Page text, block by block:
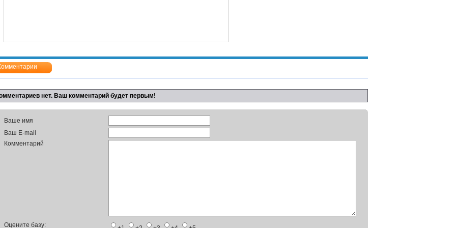
нет. Ваш комментарий будет первым!
Ваше имя
Ваш E-mail
Комментарий
Оцените базу: